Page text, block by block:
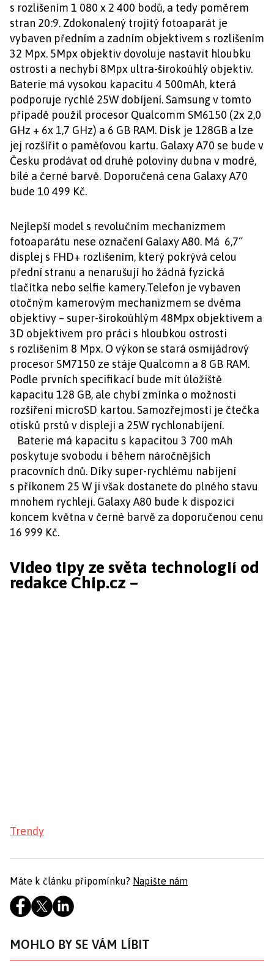
s rozlišením 1 080 x 2 400 bodů, a tedy poměrem
stran 20:9. Zdokonalený trojitý fotoaparát je
vybaven předním a zadním objektivem s rozlišením
32 Mpx. 5Mpx objektiv dovoluje nastavit hloubku
ostrosti a nechybí 8Mpx ultra-širokoúhlý objektiv.
Baterie má vysokou kapacitu 4 500mAh, která
podporuje rychlé 25W dobíjení. Samsung v tomto
případě použil procesor Qualcomm SM6150 (2x 2,0
GHz + 6x 1,7 GHz) a 6 GB RAM. Disk je 128GB a lze
jej rozšířit o paměťovou kartu. Galaxy A70 se bude v
Česku prodávat od druhé poloviny dubna v modré,
bílé a černé barvě. Doporučená cena Galaxy A70
bude 10 499 Kč.
Nejlepší model s revolučním mechanizmem
fotoaparátu nese označení Galaxy A80. Má 6,7“
displej s FHD+ rozlišením, který pokrývá celou
přední stranu a nenarušují ho žádná fyzická
tlačítka nebo selfie kamery.Telefon je vybaven
otočným kamerovým mechanizmem se dvěma
objektivy – super-širokoúhlým 48Mpx objektivem a
3D objektivem pro práci s hloubkou ostrosti
s rozlišením 8 Mpx. O výkon se stará osmijádrový
procesor SM7150 ze stáje Qualcomn a 8 GB RAM.
Podle prvních specifikací bude mít úložiště
kapacitu 128 GB, ale chybí zmínka o možnosti
rozšíření microSD kartou. Samozřejmostí je čtečka
otisků prstů v displeji a 25W rychlonabíjení.
Baterie má kapacitu s kapacitou 3 700 mAh
poskytuje svobodu i během náročnějších
pracovních dnů. Díky super-rychlému nabíjení
s příkonem 25 W ji však dostanete do plného stavu
mnohem rychleji. Galaxy A80 bude k dispozici
koncem května v černé barvě za doporučenou cenu
16 999 Kč.
Video tipy ze světa technologií od
redakce Chip.cz –
Trendy
Máte k článku připomínku? Napište nám
MOHLO BY SE VÁM LÍBIT